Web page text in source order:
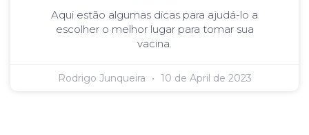
Aqui estão algumas dicas para ajudá-lo a
escolher o melhor lugar para tomar sua
vacina.
Rodrigo Junqueira 10 de April de 2023